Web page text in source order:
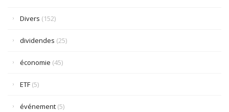
Divers (152)
dividendes (25)
économie (45)
ETF (5)
événement (5)